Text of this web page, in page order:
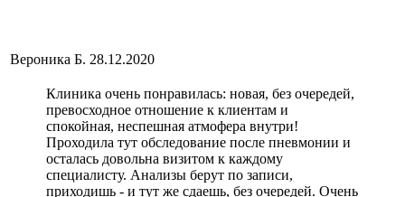
Вероника Б. 28.12.2020
Клиника очень понравилась: новая, без очередей,
превосходное отношение к клиентам и
спокойная, неспешная атмофера внутри!
Проходила тут обследование после пневмонии и
осталась довольна визитом к каждому
специалисту. Анализы берут по записи,
приходишь - и тут же сдаешь, без очередей. Очень